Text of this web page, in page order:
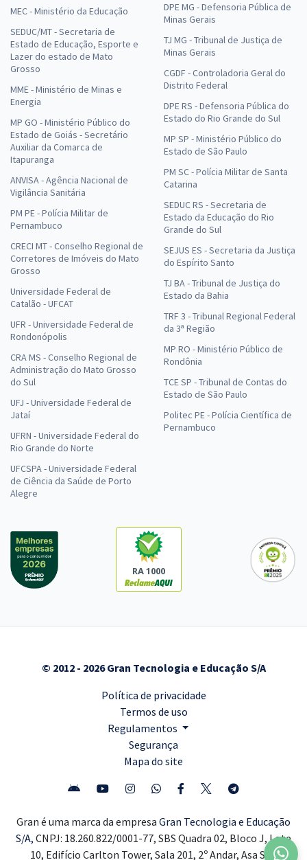
MEC - Ministério da Educação
SEDUC/MT - Secretaria de
Estado de Educação, Esporte e
Lazer do estado de Mato
Grosso
MME - Ministério de Minas e
Energia
MP GO - Ministério Público do
Estado de Goiás - Secretário
Auxiliar da Comarca de
Itapuranga
ANVISA - Agência Nacional de
Vigilância Sanitária
PM PE - Polícia Militar de
Pernambuco
CRECI MT - Conselho Regional de
Corretores de Imóveis do Mato
Grosso
Universidade Federal de
Catalão - UFCAT
UFR - Universidade Federal de
Rondonópolis
CRA MS - Conselho Regional de
Administração do Mato Grosso
do Sul
UFJ - Universidade Federal de
Jataí
UFRN - Universidade Federal do
Rio Grande do Norte
UFCSPA - Universidade Federal
de Ciência da Saúde de Porto
Alegre
DPE MG - Defensoria Pública de
Minas Gerais
TJ MG - Tribunal de Justiça de
Minas Gerais
CGDF - Controladoria Geral do
Distrito Federal
DPE RS - Defensoria Pública do
Estado do Rio Grande do Sul
MP SP - Ministério Público do
Estado de São Paulo
PM SC - Polícia Militar de Santa
Catarina
SEDUC RS - Secretaria de
Estado da Educação do Rio
Grande do Sul
SEJUS ES - Secretaria da Justiça
do Espírito Santo
TJ BA - Tribunal de Justiça do
Estado da Bahia
TRF 3 - Tribunal Regional Federal
da 3ª Região
MP RO - Ministério Público de
Rondônia
TCE SP - Tribunal de Contas do
Estado de São Paulo
Politec PE - Polícia Científica de
Pernambuco
RA 1000
© 2012 - 2026 Gran Tecnologia e Educação S/A
Política de privacidade
Termos de uso
Regulamentos
Segurança
Mapa do site
Gran é uma marca da empresa Gran Tecnologia e Educação
S/A, CNPJ: 18.260.822/0001-77, SBS Quadra 02, Bloco J, Lote
10, Edifício Carlton Tower, Sala 201, 2º Andar, Asa Sul,